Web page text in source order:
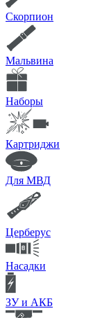
Скорпион
Мальвина
Наборы
Картриджи
Для МВД
Церберус
Насадки
ЗУ и АКБ